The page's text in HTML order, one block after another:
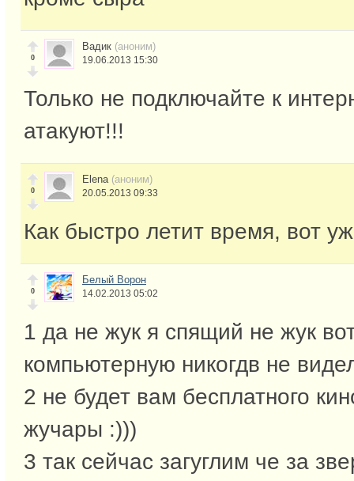
0
Вадик (аноним)
19.06.2013 15:30
Только не подключайте к
атакуют!!!
0
Elena (аноним)
20.05.2013 09:33
Как быстро летит время, вот
0
Белый Ворон
14.02.2013 05:02
1 да не жук я спящий не жук
компьютерную никогдв не
2 не будет вам бесплатного
жучары :)))
3 так сейчас загуглим че за